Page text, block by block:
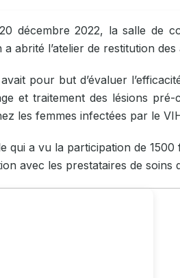
décembre 2022, la salle de
abrité l’atelier de restitution
pour but d’évaluer
et traitement des lésions
les femmes infectées par le
qui a vu la participation de
avec les prestataires de soins